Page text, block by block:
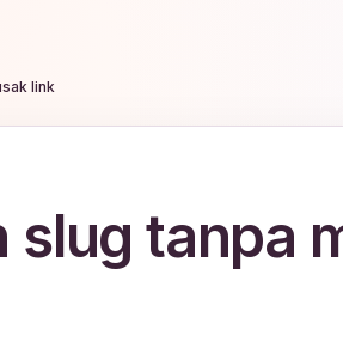
link
slug tanpa